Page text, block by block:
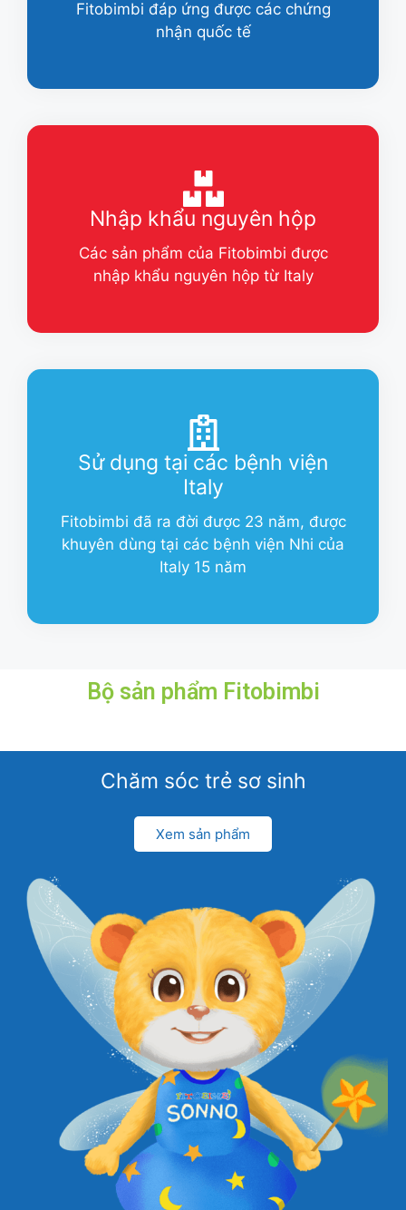
Fitobimbi đáp ứng được các chứng
nhận quốc tế
Nhập khẩu nguyên hộp
Các sản phẩm của Fitobimbi được
nhập khẩu nguyên hộp từ Italy
Sử dụng tại các bệnh viện
Italy
Fitobimbi đã ra đời được 23 năm, được
khuyên dùng tại các bệnh viện Nhi của
Italy 15 năm
Bộ sản phẩm Fitobimbi
Chăm sóc trẻ sơ sinh
Xem sản phẩm